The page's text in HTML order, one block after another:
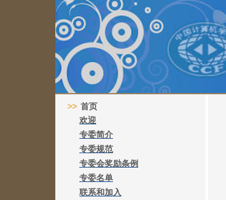
>> 首页
欢迎
专委简介
专委规范
专委会奖励条例
专委名单
联系和加入